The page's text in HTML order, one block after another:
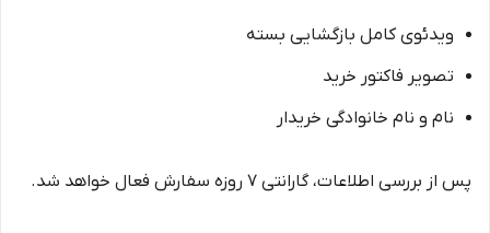
ویدئوی کامل بازگشایی بسته
تصویر فاکتور خرید
نام و نام خانوادگی خریدار
پس از بررسی اطلاعات، گارانتی ۷ روزه سفارش فعال خواهد شد.